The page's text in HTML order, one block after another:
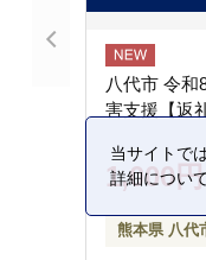
八代市 令和
害支援【返
1,000円
熊本県 八代
当サイトで
詳細につい